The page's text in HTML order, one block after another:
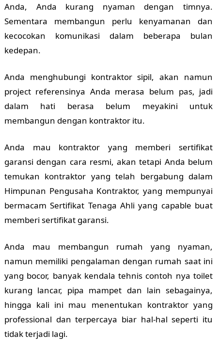
Anda, Anda kurang nyaman dengan timnya.
Sementara membangun perlu kenyamanan dan
kecocokan komunikasi dalam beberapa bulan
kedepan.
Anda menghubungi kontraktor sipil, akan namun
project referensinya Anda merasa belum pas, jadi
dalam hati berasa belum meyakini untuk
membangun dengan kontraktor itu.
Anda mau kontraktor yang memberi sertifikat
garansi dengan cara resmi, akan tetapi Anda belum
temukan kontraktor yang telah bergabung dalam
Himpunan Pengusaha Kontraktor, yang mempunyai
bermacam Sertifikat Tenaga Ahli yang capable buat
memberi sertifikat garansi.
Anda mau membangun rumah yang nyaman,
namun memiliki pengalaman dengan rumah saat ini
yang bocor, banyak kendala tehnis contoh nya toilet
kurang lancar, pipa mampet dan lain sebagainya,
hingga kali ini mau menentukan kontraktor yang
professional dan terpercaya biar hal-hal seperti itu
tidak terjadi lagi.